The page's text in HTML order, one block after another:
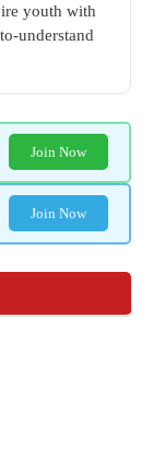
youth with
understand
Join Now
Join Now